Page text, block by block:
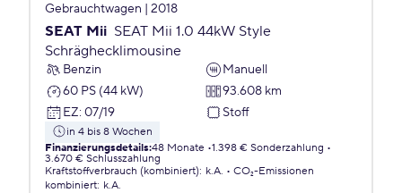
Gebrauchtwagen | 2018
SEAT Mii SEAT Mii 1.0 44kW Style
Schräghecklimousine
Benzin
Manuell
60 PS (44 kW)
93.608 km
EZ: 07/19 Stoff
in 4 bis 8 Wochen
Finanzierungsdetails:48 Monate 1.398 € Sonderzahlung
3.670 € Schlusszahlung
Kraftstoffverbrauch (kombiniert): k.A.
CO₂-Emissionen
kombiniert: k.A.